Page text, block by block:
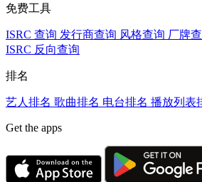
免费工具
ISRC 查询 发行商查询 风格查询 厂牌
ISRC 反向查询
排名
艺人排名 歌曲排名 电台排名 播放列表
Get the apps